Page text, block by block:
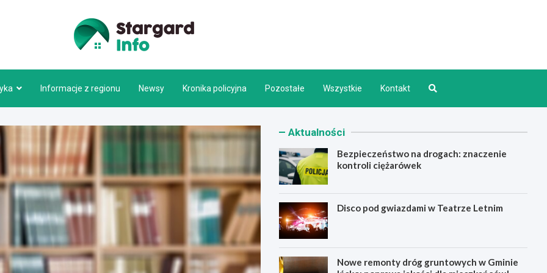
Informacje z regionu Newsy Kronika policyjna Pozostałe Wszystkie Kontakt
Aktualności
Bezpieczeństwo na drogach: znaczenie
kontroli ciężarówek
Disco pod gwiazdami w Teatrze Letnim
Nowe remonty dróg gruntowych w Gminie